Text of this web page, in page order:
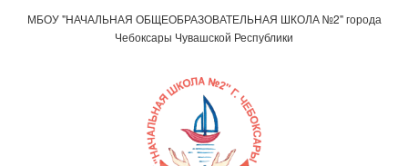
МБОУ "НАЧАЛЬНАЯ ОБЩЕОБРАЗОВАТЕЛЬНАЯ ШКОЛА №2" города
Чебоксары Чувашской Республики